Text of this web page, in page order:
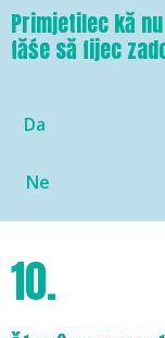
Primjetilec kă
făśe să fijec
Da
Ne
10.